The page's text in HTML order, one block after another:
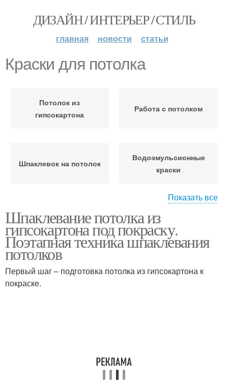
ДИЗАЙН / ИНТЕРЬЕР / СТИЛЬ
главная новости статьи
Краски для потолка
Потолок из
гипсокартона
Работа с потолком
Шпаклевок на потолок
Водоэмульсионные
краски
Краска для потолка Краска с гарантией
Водоэмульсионная
Потолок без разводов
Показать все
Шпаклевание потолка из
гипсокартона под покраску.
Поэтапная техника шпаклевания
потолков
Первый шаг – подготовка потолка из гипсокартона к
покраске.